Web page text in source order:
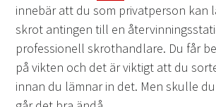
innebär att du som privatperson kan
skrot antingen till en
professionell skrothandlare. Du får
på vikten och det är viktigt att du
innan du lämnar in det. Men skulle